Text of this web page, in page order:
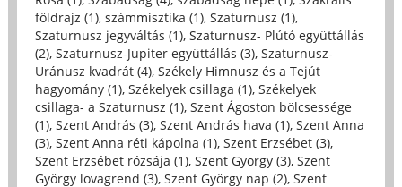
földrajz (1), számmisztika (1), Szaturnusz (1),
Szaturnusz jegyváltás (1), Szaturnusz- Plútó együttállás
(2), Szaturnusz-Jupiter együttállás (3), Szaturnusz-
Uránusz kvadrát (4), Székely Himnusz és a Tejút
hagyomány (1), Székelyek csillaga (1), Székelyek
csillaga- a Szaturnusz (1), Szent Ágoston bölcsessége
(1), Szent András (3), Szent András hava (1), Szent Anna
(3), Szent Anna réti kápolna (1), Szent Erzsébet (3),
Szent Erzsébet rózsája (1), Szent György (3), Szent
György lovagrend (3), Szent György nap (2), Szent